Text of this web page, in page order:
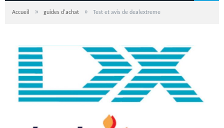
Accueil » guides d'achat » Test et avis de dealextreme